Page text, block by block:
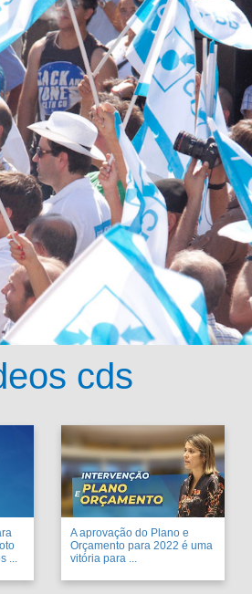
cds
...
A aprovação do Plano e
Orçamento para 2022 é uma
vitória para ...